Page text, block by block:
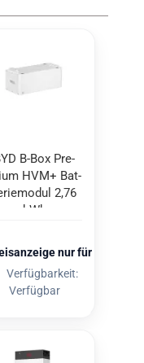
Kunden
B-Box Pre­
HVM+ Bat­
2,76
kWh
nur für
Verfügbarkeit:
Verfügbar